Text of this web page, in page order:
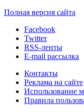
Полная версия сайта
Facebook
Twitter
RSS-ленты
E-mail рассылка
Контакты
Реклама на сайте
Использование
Правила